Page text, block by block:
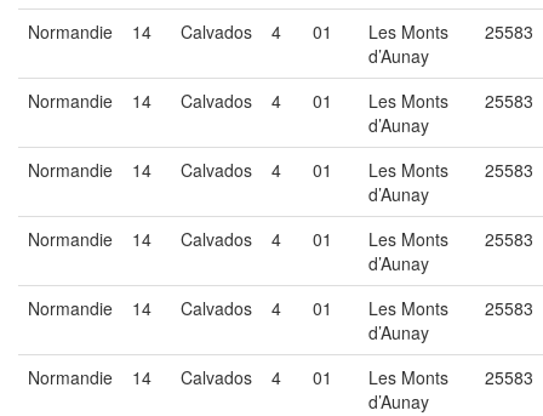
Normandie 14 Calvados 4 01
Les Monts
d’Aunay
25583
Normandie 14 Calvados 4 01
Les Monts
d’Aunay
25583
Normandie 14 Calvados 4 01
Les Monts
d’Aunay
25583
Normandie 14 Calvados 4 01
Les Monts
d’Aunay
25583
Normandie 14 Calvados 4 01
Les Monts
d’Aunay
25583
Normandie 14 Calvados 4 01
Les Monts
d’Aunay
25583